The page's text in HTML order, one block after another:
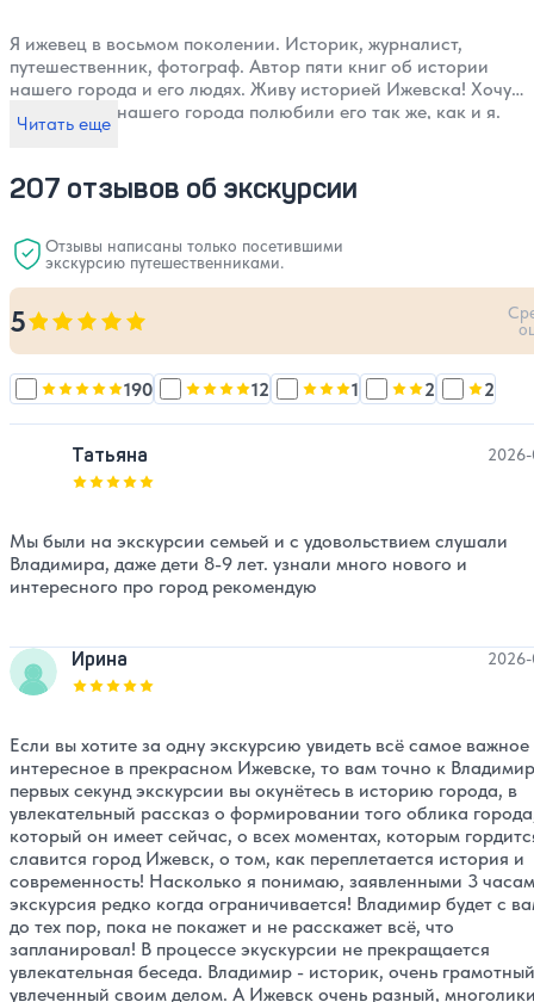
Я ижевец в восьмом поколении. Историк, журналист,
путешественник, фотограф. Автор пяти книг об истории
нашего города и его людях. Живу историей Ижевска! Хочу,
чтобы гости нашего города полюбили его так же, как и я.
Читать еще
207 отзывов об экскурсии
5Оценка, количество звезд:
Отзывы написаны только посетившими
экскурсию путешественниками.
Оценка, количество звезд: 5
190 Оценка, количество звезд:4
12 Оценка, количество звезд:
1 Оценка,
2 2
Татьяна
Оценка, количество звезд:
Мы были на экскурсии семьей и с удовольствием слушали
Владимира, даже дети 8-9 лет. узнали много нового и
интересного про город рекомендую
Ирина
Оценка, количество звезд:
Если вы хотите за одну экскурсию увидеть всё самое важное
интересное в прекрасном Ижевске, то вам точно к
первых секунд экскурсии вы окунётесь в историю города, в
увлекательный рассказ о формировании того облика
который он имеет сейчас, о всех моментах, которым
славится город Ижевск, о том, как переплетается история и
современность! Насколько я понимаю, заявленными 3
экскурсия редко когда ограничивается! Владимир будет с
до тех пор, пока не покажет и не расскажет всё, что
запланировал! В процессе экускурсии не прекращается
увлекательная беседа. Владимир - историк, очень
увлеченный своим делом. А Ижевск очень разный,